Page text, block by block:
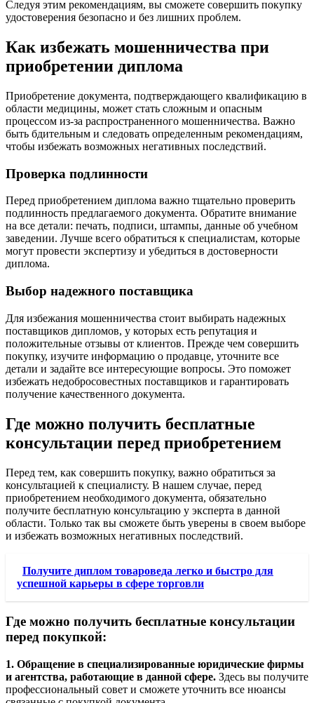
Следуя этим рекомендациям, вы сможете совершить покупку
удостоверения безопасно и без лишних проблем.
Как избежать мошенничества при
приобретении диплома
Приобретение документа, подтверждающего квалификацию в
области медицины, может стать сложным и опасным
процессом из-за распространенного мошенничества. Важно
быть бдительным и следовать определенным рекомендациям,
чтобы избежать возможных негативных последствий.
Проверка подлинности
Перед приобретением диплома важно тщательно проверить
подлинность предлагаемого документа. Обратите внимание
на все детали: печать, подписи, штампы, данные об учебном
заведении. Лучше всего обратиться к специалистам, которые
могут провести экспертизу и убедиться в достоверности
диплома.
Выбор надежного поставщика
Для избежания мошенничества стоит выбирать надежных
поставщиков дипломов, у которых есть репутация и
положительные отзывы от клиентов. Прежде чем совершить
покупку, изучите информацию о продавце, уточните все
детали и задайте все интересующие вопросы. Это поможет
избежать недобросовестных поставщиков и гарантировать
получение качественного документа.
Где можно получить бесплатные
консультации перед приобретением
Перед тем, как совершить покупку, важно обратиться за
консультацией к специалисту. В нашем случае, перед
приобретением необходимого документа, обязательно
получите бесплатную консультацию у эксперта в данной
области. Только так вы сможете быть уверены в своем выборе
и избежать возможных негативных последствий.
Получите диплом товароведа легко и быстро для
успешной карьеры в сфере торговли
Где можно получить бесплатные консультации
перед покупкой:
1. Обращение в специализированные юридические фирмы
и агентства, работающие в данной сфере. Здесь вы получите
профессиональный совет и сможете уточнить все нюансы